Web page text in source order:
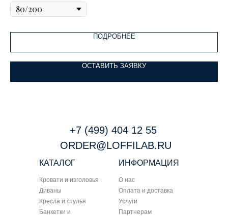
ПОДРОБНЕЕ
ОСТАВИТЬ ЗАЯВКУ
КАТАЛОГ
+7 (499) 404 12 55
ORDER@LOFFILAB.RU
Кровати и изголовья
Диваны
Кресла и стулья
Банкетки и
ИНФОРМАЦИЯ
О нас
Оплата и доставка
Услуги
Партнерам